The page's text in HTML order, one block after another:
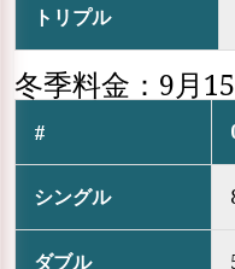
トリプル
冬季料金：9月
#
シングル
ダブル